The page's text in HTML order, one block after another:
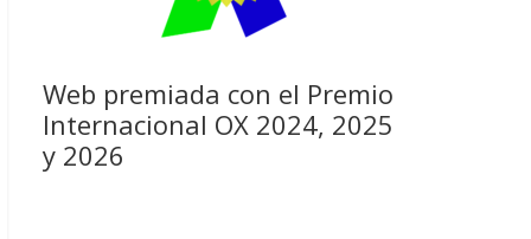
Web premiada con el Premio
Internacional OX 2024, 2025
y 2026